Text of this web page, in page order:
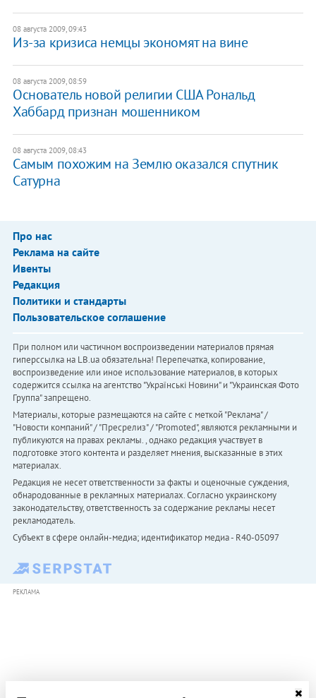
08 августа 2009, 09:43
Из-за кризиса немцы экономят на вине
08 августа 2009, 08:59
Основатель новой религии США Рональд
Хаббард признан мошенником
08 августа 2009, 08:43
Самым похожим на Землю оказался спутник
Сатурна
Про нас
Реклама на сайте
Ивенты
Редакция
Политики и стандарты
Пользовательское соглашение
При полном или частичном воспроизведении материалов прямая
гиперссылка на LB.ua обязательна! Перепечатка, копирование,
воспроизведение или иное использование материалов, в которых
содержится ссылка на агентство "Українськi Новини" и "Украинская Фото
Группа" запрещено.
Материалы, которые размещаются на сайте с меткой "Реклама" /
"Новости компаний" / "Пресрелиз" / "Promoted", являются рекламными и
публикуются на правах рекламы. , однако редакция участвует в
подготовке этого контента и разделяет мнения, высказанные в этих
материалах.
Редакция не несет ответственности за факты и оценочные суждения,
обнародованные в рекламных материалах. Согласно украинскому
законодательству, ответственность за содержание рекламы несет
рекламодатель.
Субъект в сфере онлайн-медиа; идентификатор медиа - R40-05097
РЕКЛАМА